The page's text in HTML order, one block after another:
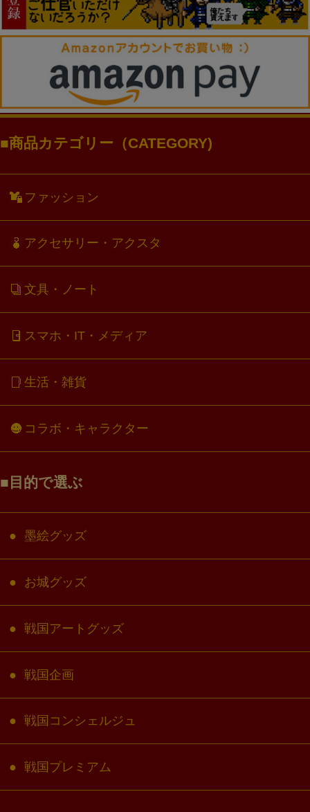
商品カテゴリー（CATEGORY)
ファッション
アクセサリー・アクスタ
文具・ノート
スマホ・IT・メディア
生活・雑貨
コラボ・キャラクター
目的で選ぶ
墨絵グッズ
お城グッズ
戦国アートグッズ
戦国企画
戦国コンシェルジュ
戦国プレミアム